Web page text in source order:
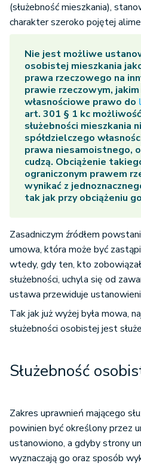
(służebność mieszkania),
charakter szeroko pojętej
Nie jest możliwe
osobistej mieszkania
prawa rzeczowego na
prawie rzeczowym,
własnościowe prawo do
art. 301 § 1 kc
służebności mieszkania
spółdzielczego
prawa niesamoistnego,
cudzą. Obciążenie
ograniczonym prawem
wynikać z
tak jak przy obciążeniu
Zasadniczym źródłem
umowa, która może być
wtedy, gdy ten, kto
służebności, uchyla się od
ustawa przewiduje
Tak jak już wyżej była mowa,
służebności osobistej jest
Służebność
Zakres uprawnień mającego
powinien być określony przez
ustanowiono, a gdyby strony
wyznaczają go oraz sposób